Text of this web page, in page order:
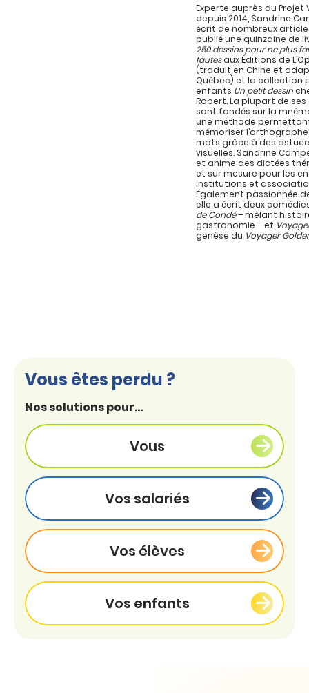
Experte auprès du Projet
depuis 2014, Sandrine
écrit de nombreux
publié une quinzaine de
250 dessins pour ne plus
fautesaux Éditions de
(traduit en Chine et
Québec) et la collection
enfants Un petit dessin
Robert. La plupart de
sont fondés sur la
une méthode
mémoriser
mots grâce à des
visuelles. Sandrine
et anime des dictées
et sur mesure pour les
institutions et
Également passionnée
elle a écrit deux
de Condé– mêlant
gastronomie – et
genèse du Voyager
Vous êtes perdu ?
Nos solutions pour...
Vous
Vos salariés
Vos élèves
Vos enfants